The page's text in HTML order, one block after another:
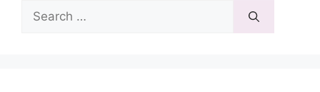
Search
for: